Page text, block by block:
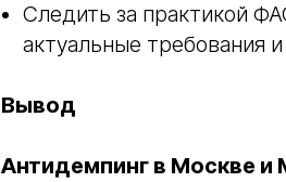
Следить за практикой
актуальные требования
Вывод
Антидемпинг в Москве и